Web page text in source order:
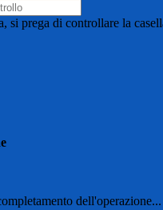
si prega di controllare la
dell'operazione...